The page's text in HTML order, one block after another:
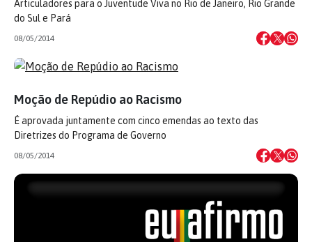
Articuladores para o Juventude Viva no Rio de Janeiro, Rio Grande
do Sul e Pará
08/05/2014
Moção de Repúdio ao Racismo
É aprovada juntamente com cinco emendas ao texto das
Diretrizes do Programa de Governo
08/05/2014